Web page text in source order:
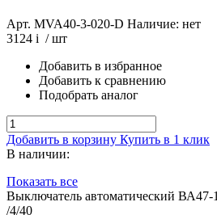
Арт. MVA40-3-020-D Наличие: нет
3124 i / шт
Добавить в избранное
Добавить к сравнению
Подобрать аналог
Добавить в корзину Купить в 1 клик
В наличии:
Показать все
Выключатель автоматический
/4/40